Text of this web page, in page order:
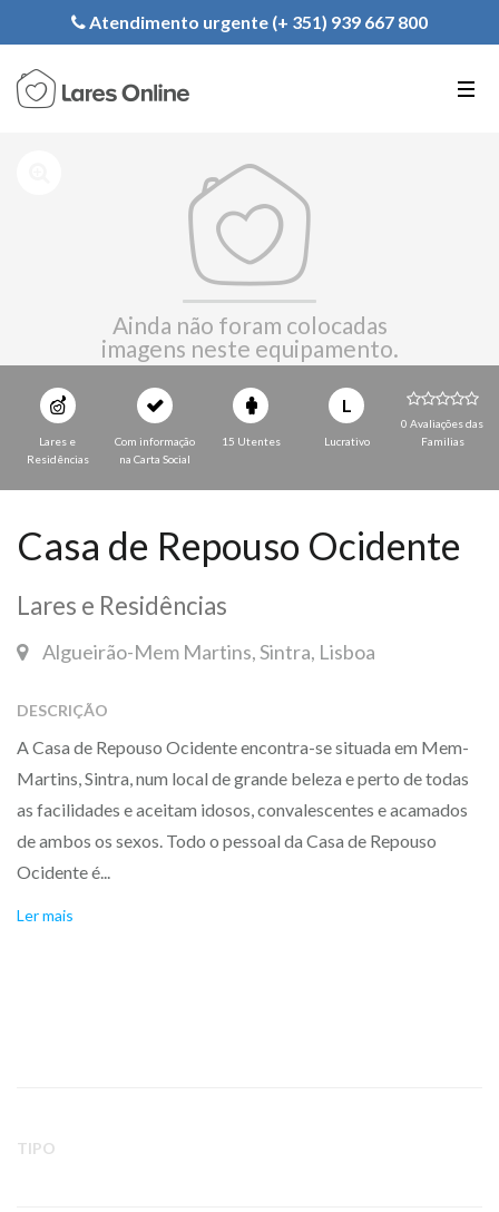
Registe a sua Instituição
Atendimento urgente (+ 351) 939 667 800
Ainda não foram colocadas
imagens neste equipamento.
Lares e
Residências
Com informação
na Carta Social
15 Utentes
L
Lucrativo
0 Avaliações das
Familias
Casa de Repouso Ocidente
Lares e Residências
Algueirão-Mem Martins, Sintra, Lisboa
DESCRIÇÃO
A Casa de Repouso Ocidente encontra-se situada em Mem-
Martins, Sintra, num local de grande beleza e perto de todas
as facilidades e aceitam idosos, convalescentes e acamados
de ambos os sexos. Todo o pessoal da Casa de Repouso
Ocidente é...
Ler mais
TIPO